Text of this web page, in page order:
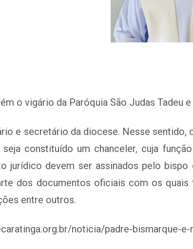
o vigário da Paróquia São Judas Tadeu
e secretário da diocese. Nesse
seja constituído um chanceler, cuja
jurídico devem ser assinados pelo
dos documentos oficiais com os
entre outros.
noticia/padre-bismarque-